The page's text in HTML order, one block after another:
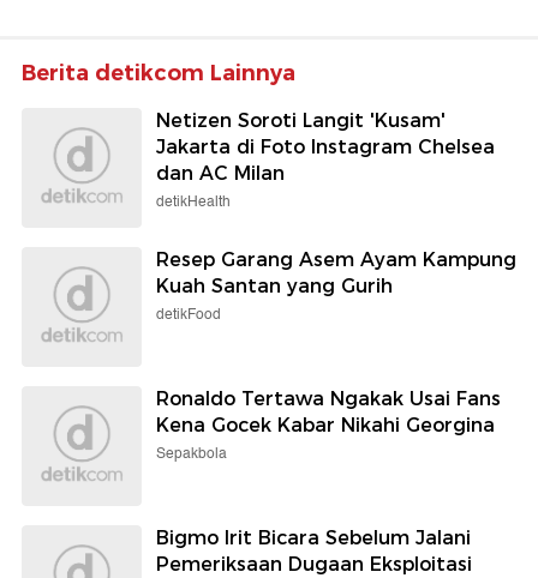
Berita detikcom Lainnya
Netizen Soroti Langit 'Kusam'
Jakarta di Foto Instagram Chelsea
dan AC Milan
detikHealth
Resep Garang Asem Ayam Kampung
Kuah Santan yang Gurih
detikFood
Ronaldo Tertawa Ngakak Usai Fans
Kena Gocek Kabar Nikahi Georgina
Sepakbola
Bigmo Irit Bicara Sebelum Jalani
Pemeriksaan Dugaan Eksploitasi